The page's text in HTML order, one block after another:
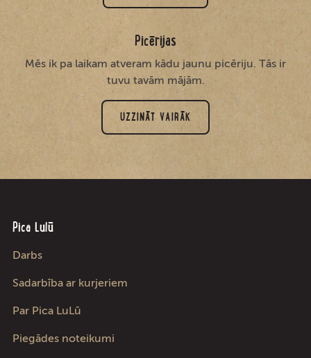
Picērijas
Mēs ik pa laikam atveram kādu jaunu picēriju. Tās ir
tuvu tavām mājām.
UZZINĀT VAIRĀK
Pica Lulū
Darbs
Sadarbība ar kurjeriem
Par Pica LuLū
Piegādes noteikumi